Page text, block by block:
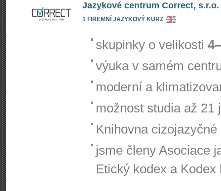
Jazykové centrum Correct, s.r.o.
1 FIREMNÍ JAZYKOVÝ KURZ
skupinky o velikosti
výuka v samém
moderní a
možnost studia až 21
Knihovna
jsme členy Asociace
Etický kodex a Kodex